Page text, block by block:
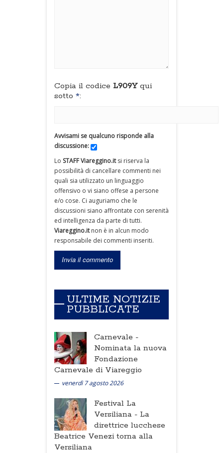
Copia il codice L909Yqui
sotto *:
Avvisami se qualcuno risponde alla
discussione:
Lo STAFF Viareggino.itsi riserva la
possibilità di cancellare commenti nei
quali sia utilizzato un linguaggio
offensivo o vi siano offese a persone
e/o cose. Ci auguriamo che le
discussioni siano affrontate con serenità
ed intelligenza da parte di tutti.
Viareggino.itnon è in alcun modo
responsabile dei commenti inseriti.
ULTIME NOTIZIE
PUBBLICATE
Carnevale -
Nominata la nuova
Fondazione
Carnevale di Viareggio
venerdì 7 agosto 2026
Festival La
Versiliana - La
direttrice lucchese
Beatrice Venezi torna alla
Versiliana